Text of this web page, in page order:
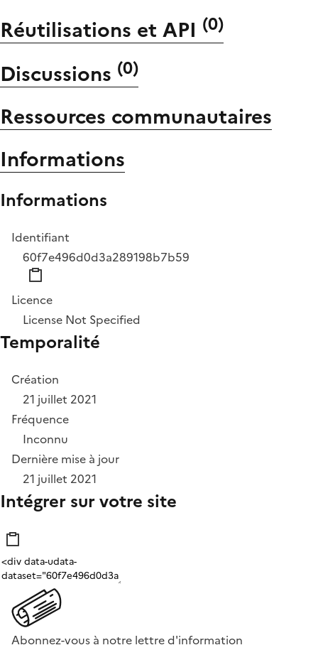
Réutilisations et API (0)
Discussions (0)
Ressources communautaires
Informations
Informations
Identifiant
60f7e496d0d3a289198b7b59
Licence
License Not Specified
Temporalité
Création
21 juillet 2021
Fréquence
Inconnu
Dernière mise à jour
21 juillet 2021
Intégrer sur votre site
Abonnez-vous à notre lettre d'information